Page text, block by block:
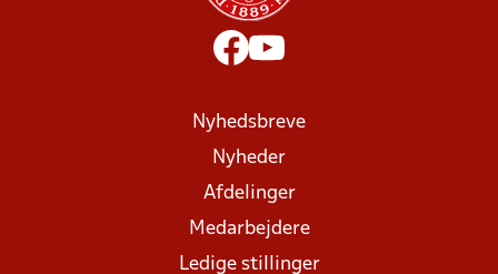
Nyhedsbreve
Nyheder
Afdelinger
Medarbejdere
Ledige stillinger